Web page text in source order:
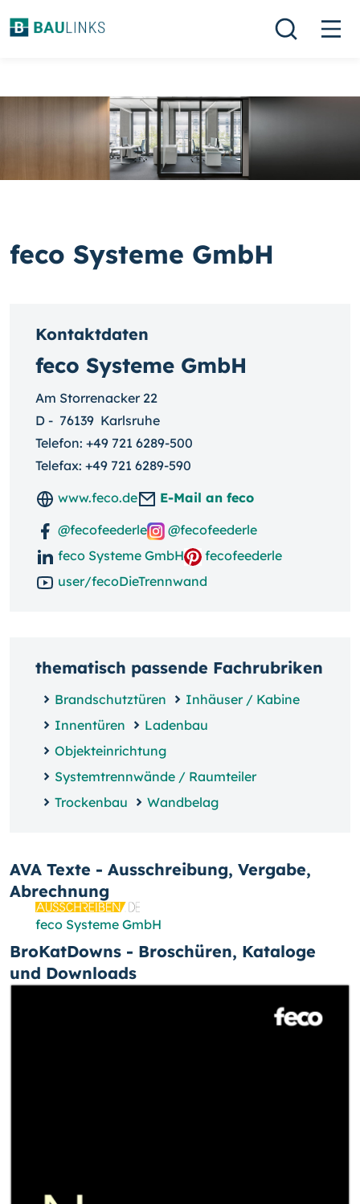
feco Systeme GmbH
Kontaktdaten
feco Systeme GmbH
Am Storrenacker 22
D - 76139 Karlsruhe
Telefon: +49 721 6289-500
Telefax: +49 721 6289-590
www.feco.de
E-Mail an feco
@fecofeederle
@fecofeederle
feco Systeme GmbH
fecofeederle
user/fecoDieTrennwand
thematisch passende Fachrubriken
Brandschutztüren
Inhäuser / Kabine
Innentüren
Ladenbau
Objekteinrichtung
Systemtrennwände / Raumteiler
Trockenbau
Wandbelag
AVA Texte - Ausschreibung, Vergabe,
Abrechnung
feco Systeme GmbH
BroKatDowns - Broschüren, Kataloge
und Downloads